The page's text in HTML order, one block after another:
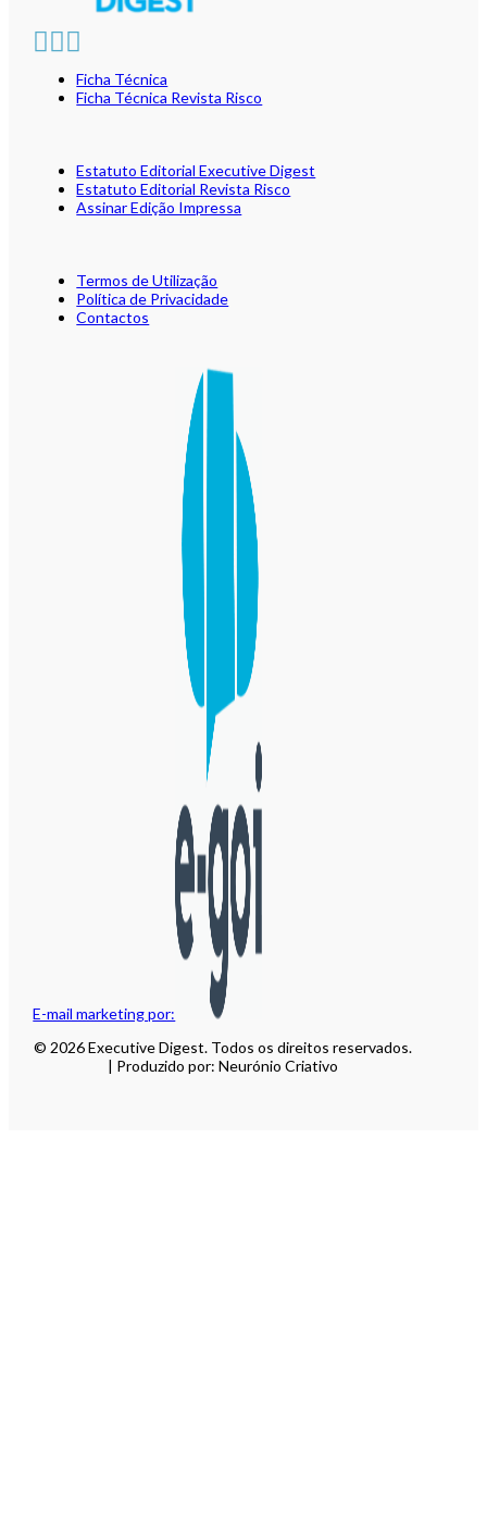
E-mail marketing por:
Ficha Técnica
Ficha Técnica Revista Risco
Estatuto Editorial Executive Digest
Estatuto Editorial Revista Risco
Assinar Edição Impressa
Termos de Utilização
Política de Privacidade
Contactos
© 2026 Executive Digest. Todos os direitos reservados.
| Produzido por: Neurónio Criativo